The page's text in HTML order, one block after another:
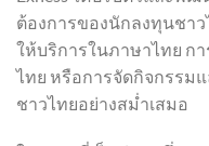
ต้องการของนักลงทุนชาว
ให้บริการในภาษาไทย ก
ไทย หรือการจัดกิจกรร
ชาวไทยอย่างสม่ำเสมอ